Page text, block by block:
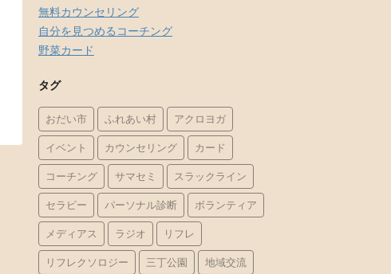
無料カウンセリング
自分を見つめるコーチング
野菜カード
タグ
おだい市 ふれあい村 アクロヨガ
イベント カウンセリング カード
コーチング サマセミ スラックライン
セラピー パーソナル診断 ボランティア
メディアス ラジオ リフレ
リフレクソロジー 三丁公園 地域交流